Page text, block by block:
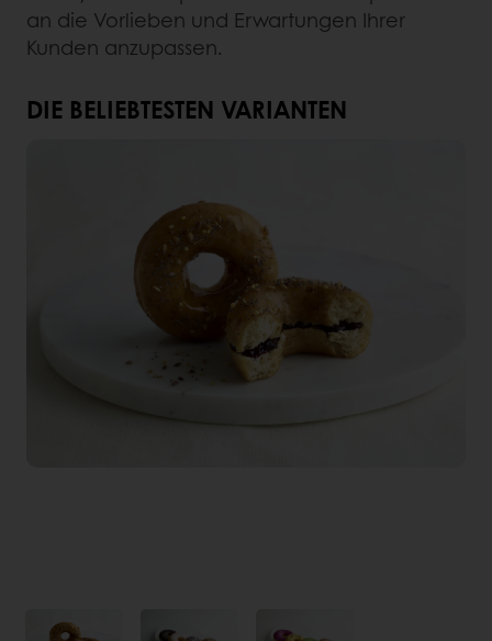
an die Vorlieben und Erwartungen Ihrer
Kunden anzupassen.
DIE BELIEBTESTEN VARIANTEN